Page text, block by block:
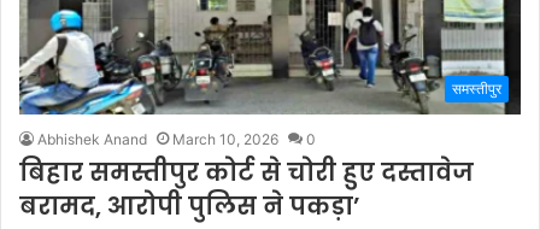
समस्तीपुर
Abhishek Anand March 10, 2026 0
बिहार समस्तीपुर कोर्ट से चोरी हुए दस्तावेज
बरामद, आरोपी पुलिस ने पकड़ा’